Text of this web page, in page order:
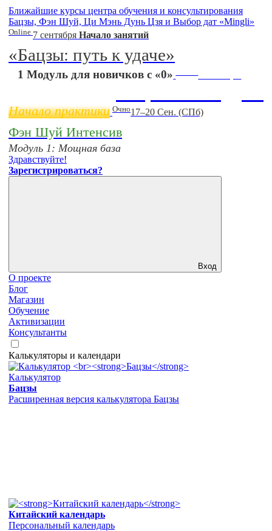
Ближайшие курсы центра обучения и консультирования
Бацзы, Фэн Шуй, Ци Мэнь Дунь Цзя и Выбор дат «Mingli»
Online 7 сентября Начало занятий
«Бацзы: путь к удаче»
1 Модуль для новичков с «0» 11 ноября
Начало практики Очно17–20 Сен. (СПб)
Фэн Шуй Интенсив
Модуль 1: Мощная база
Здравствуйте!
Зарегистрироваться?
Вход
О проекте
Блог
Магазин
Обучение
Активизации
Консультанты
Калькуляторы и календари
Калькулятор
Бацзы
Расширенная версия калькулятора Бацзы
Китайский календарь
Персональный календарь